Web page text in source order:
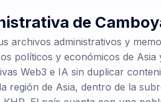
de
archivos administrativos y
políticos y económicos de
Web3 e IA sin duplicar
región de Asia, dentro de la